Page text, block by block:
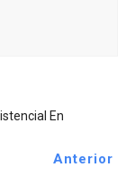
En
Anterior